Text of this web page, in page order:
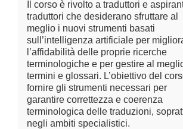
Il corso è rivolto a traduttori e
traduttori che desiderano sfruttare al
meglio i nuovi strumenti basati
sull’intelligenza artificiale per
l’affidabilità delle proprie ricerche
terminologiche e per gestire al
termini e glossari. L’obiettivo del
fornire gli strumenti necessari per
garantire correttezza e coerenza
terminologica delle traduzioni,
negli ambiti specialistici.